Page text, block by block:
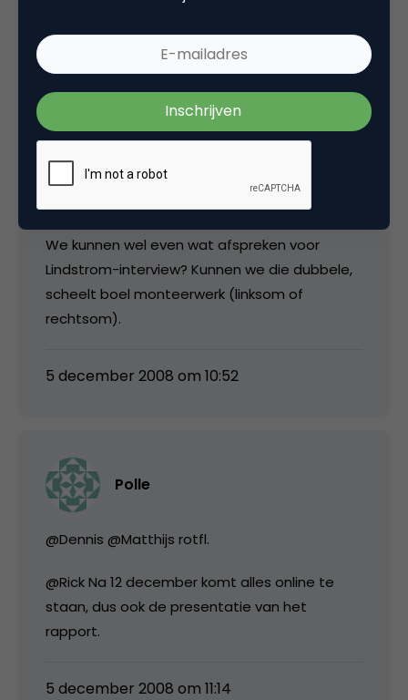
mgvandenbroek
ALLES opeten en drinken. Wie zei er iets over
We kunnen wel even wat afspreken voor
Lindstrom-interview? Kunnen we die dubbele,
scheelt boel monteerwerk (linksom of
rechtsom).
5 december 2008 om 10:52
Polle
@Dennis @Matthijs rotfl.
@Rick Na 12 december komt alles online te
staan, dus ook de presentatie van het
rapport.
5 december 2008 om 11:14